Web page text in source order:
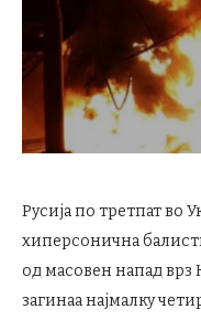
Русија по третпат во
хиперсонична
од масовен напад
загинаа најмалку